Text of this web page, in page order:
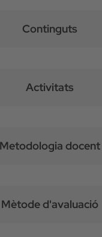
Continguts
Activitats
Metodologia docent
Mètode d'avaluació